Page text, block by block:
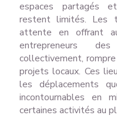
espaces partagés
restent limités. Les
attente en offrant
entrepreneurs
collectivement,
projets locaux. Ces
les déplacements
incontournables en
certaines activités au